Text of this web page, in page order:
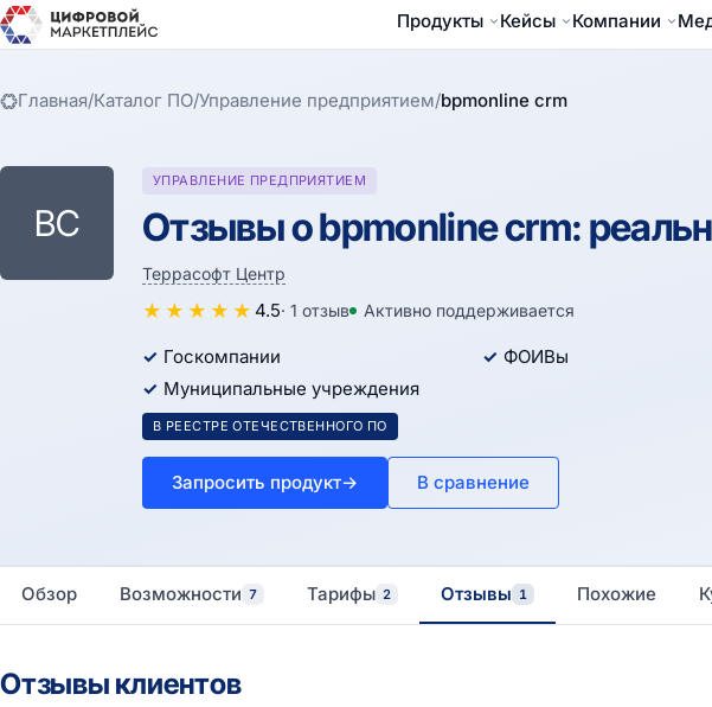
Продукты Кейсы Компании
Главная/Каталог ПО/Управление предприятием/bpmonline crm
BC
УПРАВЛЕНИЕ ПРЕДПРИЯТИЕМ
Отзывы о bpmonline crm:
Террасофт Центр
★ ★ ★ ★ ★ 4.5· 1 отзыв Активно поддерживается
Госкомпании ФОИВы
Муниципальные учреждения
В РЕЕСТРЕ ОТЕЧЕСТВЕННОГО ПО
Запросить продукт→ В сравнение
Обзор Возможности 7 Тарифы 2 Отзывы 1 Похожие
Отзывы клиентов